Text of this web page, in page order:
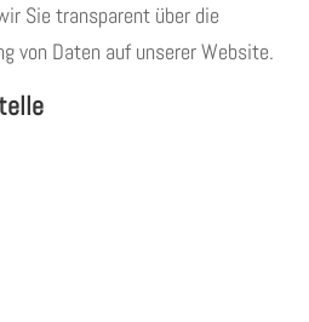
Sie transparent über die
von Daten auf unserer Website.